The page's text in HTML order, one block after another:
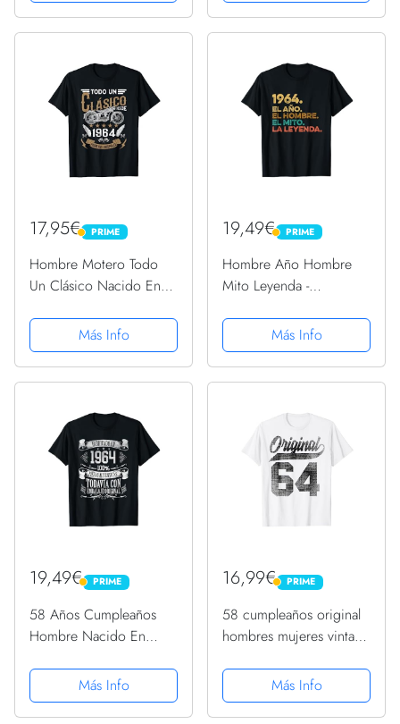
17,95€ PRIME
PRIME
Hombre Motero Todo
Un Clásico Nacido En
CamisetaMás Info
19,49€ PRIME
PRIME
Hombre Año Hombre
Mito Leyenda -
Vintage 1964 Camiseta
Más Info
19,49€ PRIME
PRIME
58 Años Cumpleaños
Hombre Nacido En
CamisetaMás Info
16,99€ PRIME
PRIME
58 cumpleaños original
hombres mujeres vintage
Más Info